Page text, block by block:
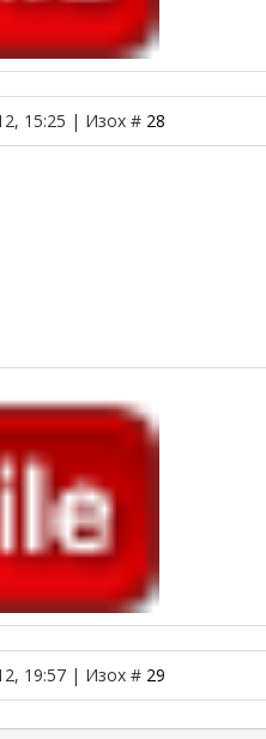
15:25 | Изох # 28
19:57 | Изох # 29